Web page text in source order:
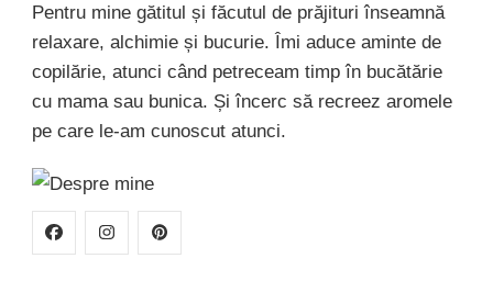
Pentru mine gătitul și făcutul de prăjituri înseamnă
relaxare, alchimie și bucurie. Îmi aduce aminte de
copilărie, atunci când petreceam timp în bucătărie
cu mama sau bunica. Și încerc să recreez aromele
pe care le-am cunoscut atunci.